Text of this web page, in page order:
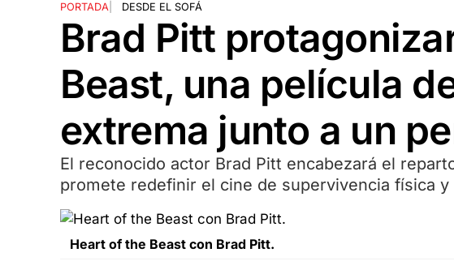
PORTADA| DESDE EL SOFÁ
Brad Pitt
Beast, una película
extrema junto a un
El reconocido actor Brad Pitt encabezará el
promete redefinir el cine de supervivencia física y
Heart of the Beast con Brad Pitt.